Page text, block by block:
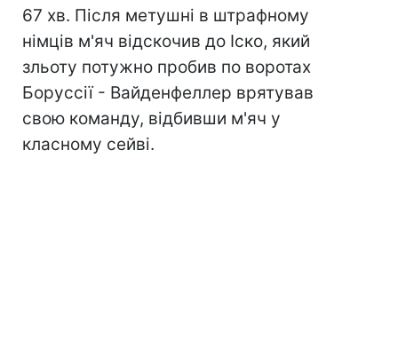
67 хв. Після метушні в штрафному
німців м'яч відскочив до Іско, який
зльоту потужно пробив по воротах
Боруссії - Вайденфеллер врятував
свою команду, відбивши м'яч у
класному сейві.